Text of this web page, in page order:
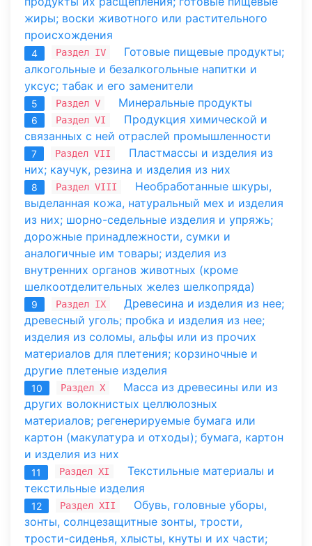
жиры; воски животного или растительного
происхождения
4 Раздел IV
Готовые пищевые продукты;
алкогольные и безалкогольные напитки и
уксус; табак и его заменители
5 Раздел V Минеральные продукты
6 Раздел VI
Продукция химической и
связанных с ней отраслей промышленности
7 Раздел VII
Пластмассы и изделия из
них; каучук, резина и изделия из них
8 Раздел VIII
Необработанные шкуры,
выделанная кожа, натуральный мех и изделия
из них; шорно-седельные изделия и упряжь;
дорожные принадлежности, сумки и
аналогичные им товары; изделия из
внутренних органов животных (кроме
шелкоотделительных желез шелкопряда)
9 Раздел IX
Древесина и изделия из нее;
древесный уголь; пробка и изделия из нее;
изделия из соломы, альфы или из прочих
материалов для плетения; корзиночные и
другие плетеные изделия
10 Раздел X
Масса из древесины или из
других волокнистых целлюлозных
материалов; регенерируемые бумага или
картон (макулатура и отходы); бумага, картон
и изделия из них
11 Раздел XI
Текстильные материалы и
текстильные изделия
12 Раздел XII
Обувь, головные уборы,
зонты, солнцезащитные зонты, трости,
трости-сиденья, хлысты, кнуты и их части;